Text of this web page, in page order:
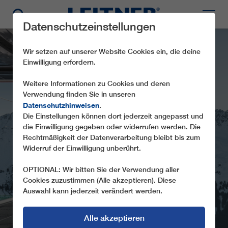
CD4C STÄTZERTÄLI
Datenschutzeinstellungen
Wir setzen auf unserer Website Cookies ein, die deine
Einwilligung erfordern.
Weitere Informationen zu Cookies und deren
Verwendung finden Sie in unseren
Datenschutzhinweisen.
Die Einstellungen können dort jederzeit angepasst und
die Einwilligung gegeben oder widerrufen werden. Die
Rechtmäßigkeit der Datenverarbeitung bleibt bis zum
Widerruf der Einwilligung unberührt.
OPTIONAL: Wir bitten Sie der Verwendung aller
Cookies zuzustimmen (Alle akzeptieren). Diese
Auswahl kann jederzeit verändert werden.
Alle akzeptieren